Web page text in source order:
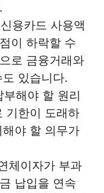
용카드 사용액
이 하락할 수
로 금융거래와
있습니다.
해야 할 원리
기한이 도래하
야 할 의무가
체이자가 부과
납입을 연속